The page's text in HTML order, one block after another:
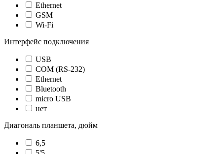
Ethernet
GSM
Wi-Fi
Интерфейс подключения
USB
COM (RS-232)
Ethernet
Bluetooth
micro USB
нет
Диагональ планшета, дюйм
6,5